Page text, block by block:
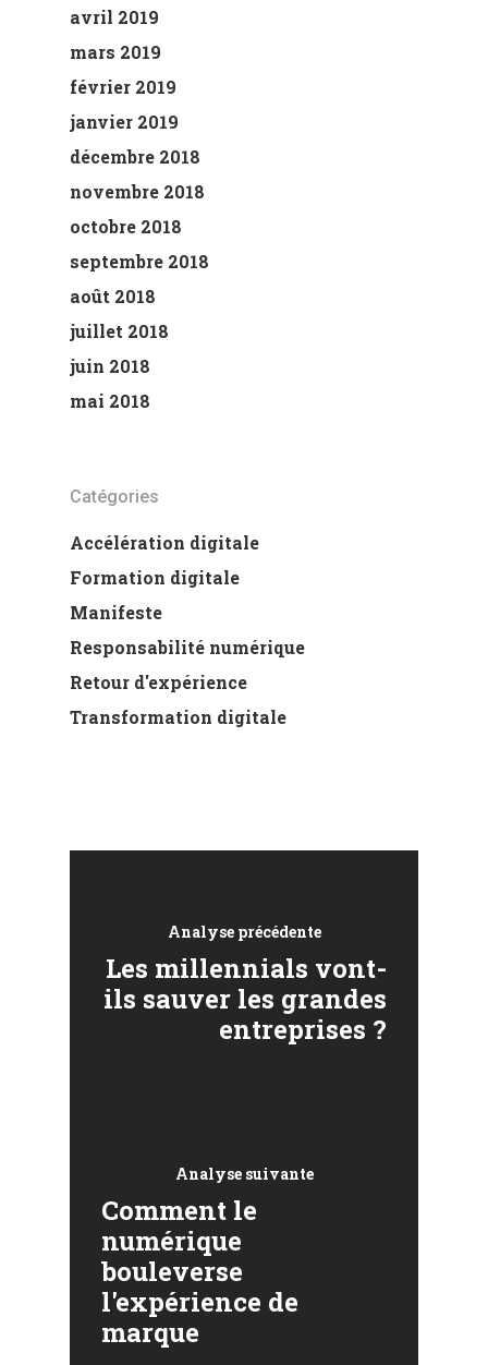
avril 2019
mars 2019
février 2019
janvier 2019
décembre 2018
novembre 2018
octobre 2018
septembre 2018
août 2018
juillet 2018
juin 2018
mai 2018
Catégories
Accélération digitale
Formation digitale
Manifeste
Responsabilité numérique
Retour d'expérience
Transformation digitale
Analyse précédente
Les millennials vont-
ils sauver les grandes
entreprises ?
Analyse suivante
Comment le
numérique
bouleverse
l'expérience de
marque